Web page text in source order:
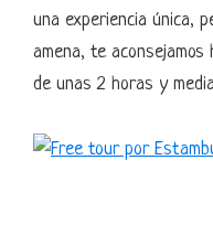
una experiencia única,
amena, te aconsejamos
de unas 2 horas y media